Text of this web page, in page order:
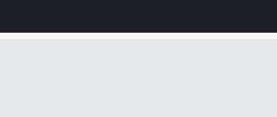
ートは空です